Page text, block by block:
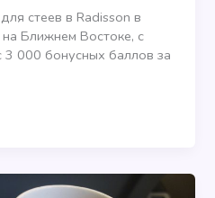
стеев в Radisson в
Ближнем Востоке, с
000 бонусных баллов за